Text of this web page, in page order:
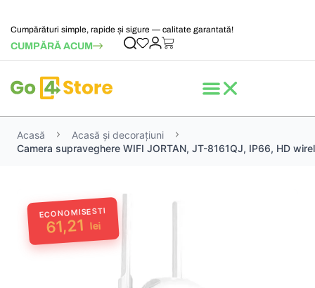
Cumpărături simple, rapide și sigure — calitate garantată!
CUMPĂRĂ ACUM
Acasă
Acasă și decorațiuni
Camera supraveghere WIFI JORTAN, JT-8161QJ, IP66, HD
ECONOMISESTI
61,21 lei